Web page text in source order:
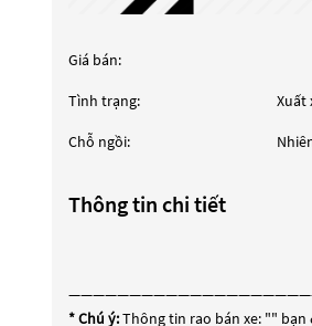
Giá bán:
Tình trạng: Xuất
Chỗ ngồi:
Thông tin chi tiết
* Chú ý:Thông tin rao bán xe: "" bạn